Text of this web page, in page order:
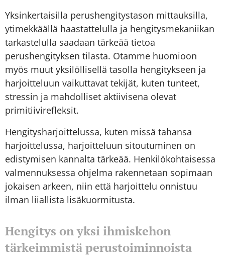
Yksinkertaisilla perushengitystason mittauksilla,
ytimekkäällä haastattelulla ja hengitysmekaniikan
tarkastelulla saadaan tärkeää tietoa
perushengityksen tilasta. Otamme huomioon
myös muut yksilöllisellä tasolla hengitykseen ja
harjoitteluun vaikuttavat tekijät, kuten tunteet,
stressin ja mahdolliset aktiivisena olevat
primitiivirefleksit.
Hengitysharjoittelussa, kuten missä tahansa
harjoittelussa, harjoitteluun sitoutuminen on
edistymisen kannalta tärkeää. Henkilökohtaisessa
valmennuksessa ohjelma rakennetaan sopimaan
jokaisen arkeen, niin että harjoittelu onnistuu
ilman liiallista lisäkuormitusta.
Hengitys on yksi ihmiskehon
tärkeimmistä perustoiminnoista